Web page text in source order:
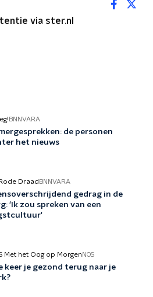
via ster.nl
BNNVARA
de personen
het nieuws
Draad BNNVARA
gedrag in de
'Ik zou spreken van een
Met het Oog op Morgen NOS
keer je gezond terug naar je